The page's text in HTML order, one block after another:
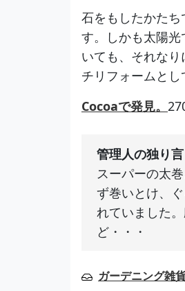
石をもしたかた
す。しかも太陽
いても、それな
チリフォームとし
Cocoaで発見。
管理人の独り言
スーパーの太
ず巻いとけ、
れていました
ど・・・
ガーデニング雑